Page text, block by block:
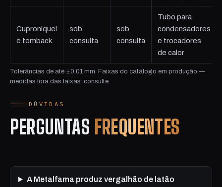
Cuproníquel
e tomback
sob
consulta
sob
consulta
Tubo para
condensadores
e trocadores
de calor
Tolerâncias de até ±0,01 mm. Faixas do catálogo em produção —
medidas fora das faixas: consulte.
DÚVIDAS
PERGUNTAS FREQUENTES
A Metalfama produz vergalhão de latão